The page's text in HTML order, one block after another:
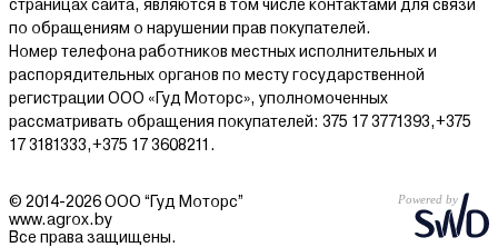
страницах сайта, являются в том числе контактами для связи
по обращениям о нарушении прав покупателей.
Номер телефона работников местных исполнительных и
распорядительных органов по месту государственной
регистрации ООО «Гуд Моторс», уполномоченных
рассматривать обращения покупателей: 375 17 3771393,+375
17 3181333,+375 17 3608211.
© 2014-2026 ООО “Гуд Моторс”
www.agrox.by
Все права защищены.